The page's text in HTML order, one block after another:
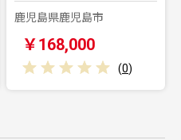
鹿児島県鹿児島市
￥168,000
(0)